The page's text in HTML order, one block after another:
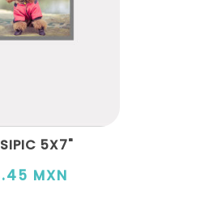
5X7"
MXN